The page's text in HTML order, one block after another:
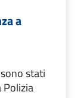
a
stati